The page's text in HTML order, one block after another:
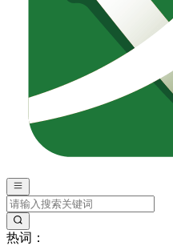
热词：